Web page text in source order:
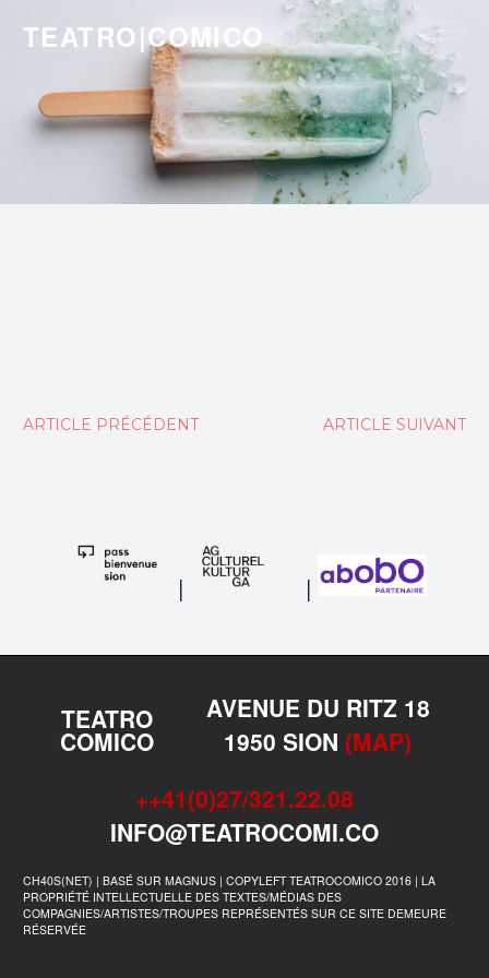
content
TEATRO|COMICO
Navigation
ARTICLE PRÉCÉDENT ARTICLE SUIVANT
| |
TEATRO
COMICO
AVENUE DU RITZ 18
1950 SION (MAP)
++41(0)27/321.22.08
INFO@TEATROCOMI.CO
CH40S(NET) | BASÉ SUR MAGNUS | COPYLEFT TEATROCOMICO 2016 | LA
PROPRIÉTÉ INTELLECTUELLE DES TEXTES/MÉDIAS DES
COMPAGNIES/ARTISTES/TROUPES REPRÉSENTÉS SUR CE SITE DEMEURE
RÉSERVÉE